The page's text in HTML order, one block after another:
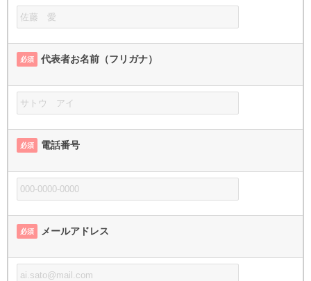
必須 代表者お名前（フリガナ）
必須 電話番号
必須 メールアドレス